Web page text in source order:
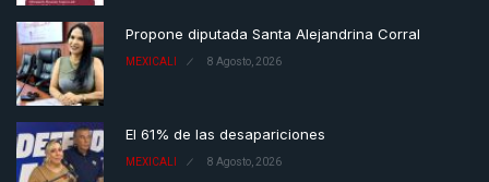
Propone diputada Santa Alejandrina Corral
MEXICALI 8 Agosto, 2026
El 61% de las desapariciones
MEXICALI 8 Agosto, 2026